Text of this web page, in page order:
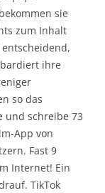
sie
zum Inhalt
ihre
so das
und schreibe 73
App von
Fast 9
Internet! Ein
TikTok